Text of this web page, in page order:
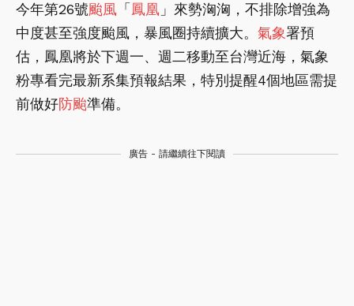
今年第26號颱風 「 鳳凰 」來勢洶洶，不排除增強為
中度甚至強度颱風，暴風圈持續擴大。 氣象署預
估，鳳凰將於下週一、週二移動至台灣近海，氣象
粉專看完最新系集預報結果，特別提醒4個地區需提
前做好防颱準備。
廣告 - 請繼續往下閱讀